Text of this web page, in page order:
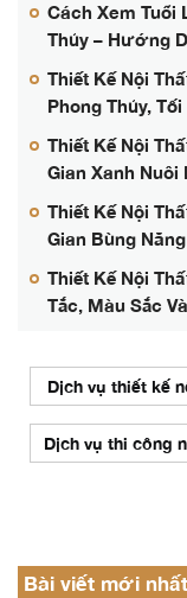
Cách Xem Tuổi
Thủy – Hướng
Thiết Kế Nội
Phong Thủy,
Thiết Kế Nội
Gian Xanh
Thiết Kế Nội
Gian Bùng
Thiết Kế Nội
Tắc, Màu Sắc
Dịch vụ thiết kế
Dịch vụ thi công
Bài viết mới nhất